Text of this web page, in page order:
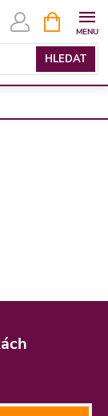
HLEDAT
NÁKUPNÍ
KOŠÍK